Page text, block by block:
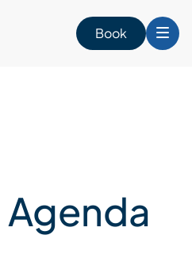
Book
Agenda